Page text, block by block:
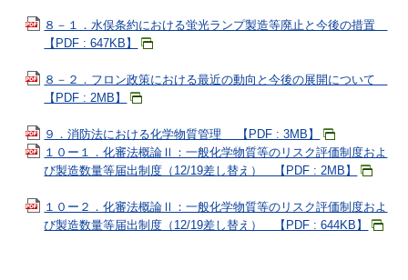
８－１．水俣条約における蛍光ランプ製造等廃止と今後の措置
【PDF : 647KB】
８－２．フロン政策における最近の動向と今後の展開について
【PDF : 2MB】
９．消防法における化学物質管理 【PDF : 3MB】
１０ー１．化審法概論Ⅱ：一般化学物質等のリスク評価制度およ
び製造数量等届出制度（12/19差し替え） 【PDF : 2MB】
１０ー２．化審法概論Ⅱ：一般化学物質等のリスク評価制度およ
び製造数量等届出制度（12/19差し替え） 【PDF : 644KB】